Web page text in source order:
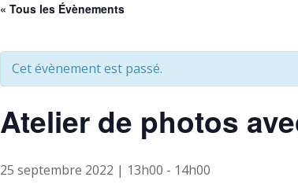
« Tous les Évènements
Cet évènement est passé.
Atelier de photos
25 septembre 2022 | 13h00 - 14h00